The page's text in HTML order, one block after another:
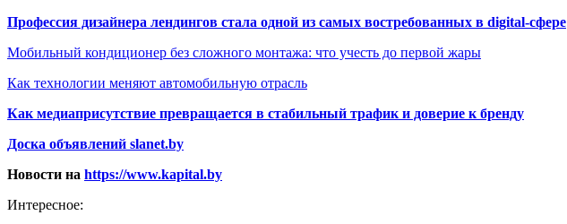
Профессия дизайнера лендингов стала одной из самых востребованных в digital-сфере
Мобильный кондиционер без сложного монтажа: что учесть до первой жары
Как технологии меняют автомобильную отрасль
Как медиаприсутствие превращается в стабильный трафик и доверие к бренду
Доска объявлений slanet.by
Новости на https://www.kapital.by
Интересное: